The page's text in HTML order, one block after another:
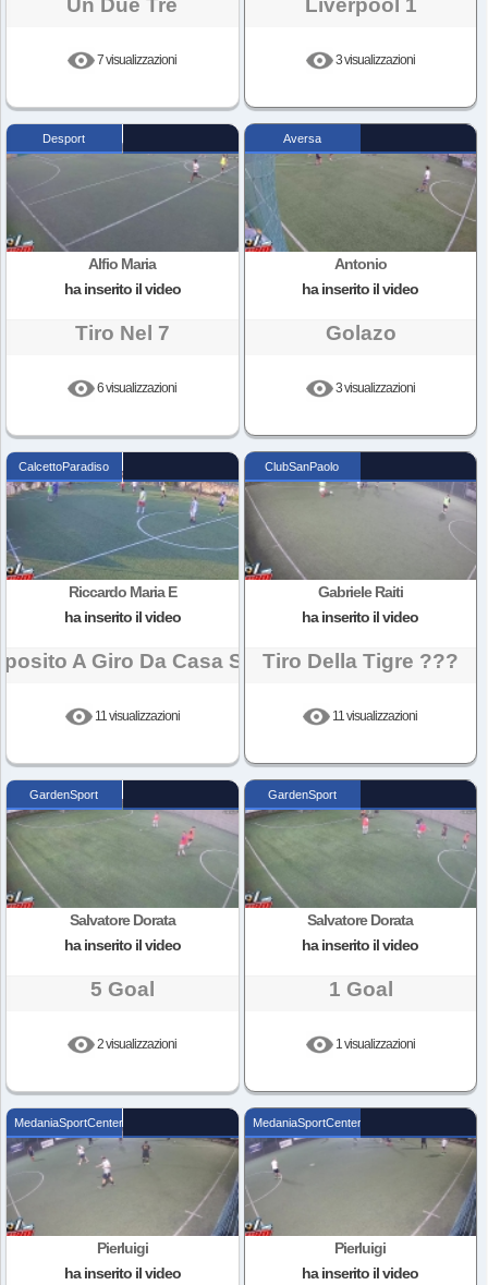
7 visualizzazioni 3 visualizzazioni
Desport
Alfio Maria
ha inserito il video
Tiro Nel 7
6 visualizzazioni
Aversa
Antonio
ha inserito il video
Golazo
3 visualizzazioni
CalcettoParadiso
Riccardo Maria E
ha inserito il video
A Giro Da Casa Sua
11 visualizzazioni
ClubSanPaolo
Gabriele Raiti
ha inserito il video
Tiro Della Tigre ???
11 visualizzazioni
GardenSport
Salvatore Dorata
ha inserito il video
5 Goal
2 visualizzazioni
GardenSport
Salvatore Dorata
ha inserito il video
1 Goal
1 visualizzazioni
MedaniaSportCenter
Pierluigi
ha inserito il video
MedaniaSportCenter
Pierluigi
ha inserito il video